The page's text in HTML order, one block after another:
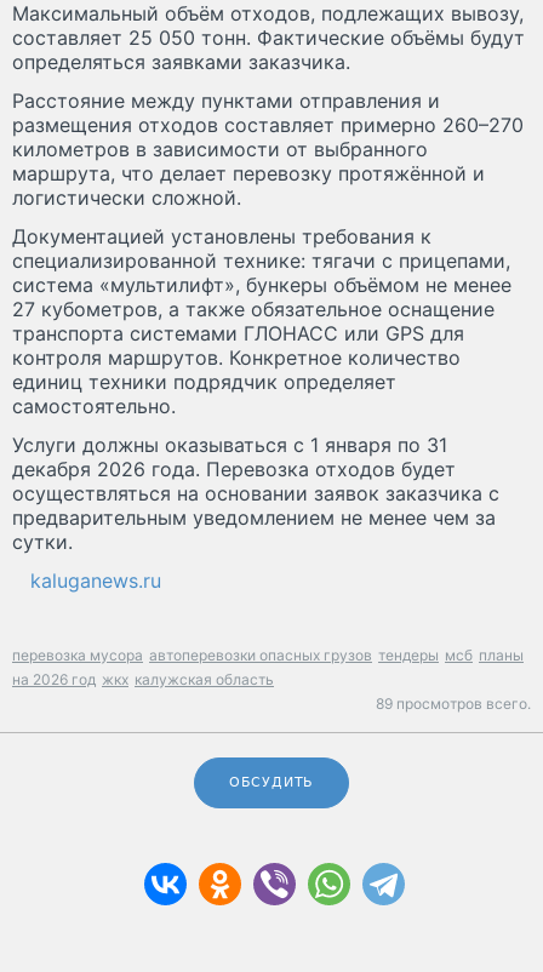
Максимальный объём отходов, подлежащих вывозу,
составляет 25 050 тонн. Фактические объёмы будут
определяться заявками заказчика.
Расстояние между пунктами отправления и
размещения отходов составляет примерно 260–270
километров в зависимости от выбранного
маршрута, что делает перевозку протяжённой и
логистически сложной.
Документацией установлены требования к
специализированной технике: тягачи с прицепами,
система «мультилифт», бункеры объёмом не менее
27 кубометров, а также обязательное оснащение
транспорта системами ГЛОНАСС или GPS для
контроля маршрутов. Конкретное количество
единиц техники подрядчик определяет
самостоятельно.
Услуги должны оказываться с 1 января по 31
декабря 2026 года. Перевозка отходов будет
осуществляться на основании заявок заказчика с
предварительным уведомлением не менее чем за
сутки.
kaluganews.ru
перевозка мусора автоперевозки опасных грузов тендеры мсб планы
на 2026 год жкх калужская область
89 просмотров всего.
ОБСУДИТЬ